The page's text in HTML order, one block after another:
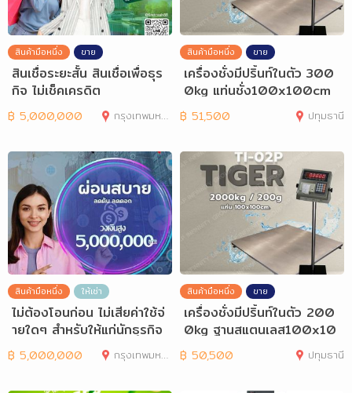
สินค้ามือหนึ่ง ขาย
สินเชื่อระยะสั้น สินเชื่อเพื่อธุร
กิจ ไม่เช็คเครดิต
฿ 5,000,000 กรุงเทพมหานคร
สินค้ามือหนึ่ง ขาย
เครื่องชั่งมีปริ้นท์ในตัว 300
0kg แท่นชั่ง100x100cm
TI-02P
฿ 51,500 ปทุมธานี
สินค้ามือหนึ่ง ให้เช่า
ไม่ต้องโอนก่อน ไม่เสียค่าใช้จ่
ายใดๆ สำหรับให้แก่นักธุรกิจ
และ
฿ 5,000,000 กรุงเทพมหานคร
สินค้ามือหนึ่ง ขาย
เครื่องชั่งมีปริ้นท์ในตัว 200
0kg ฐานสแตนเลส100x10
0cm TI-02P
฿ 50,500 ปทุมธานี